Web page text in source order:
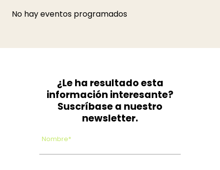
No hay eventos programados
¿Le ha resultado esta
información interesante?
Suscríbase a nuestro
newsletter.
Nombre*